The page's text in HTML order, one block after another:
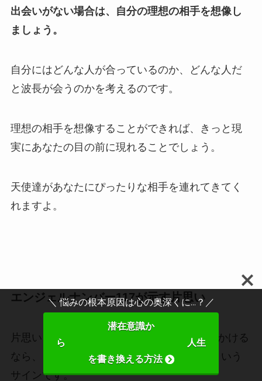
出会いがない場合は、自分の理想の相手を想像し
ましょう。
自分にはどんな人が合っているのか、どんな人だ
と波長が会うのかを考えるのです。
理想の相手を想像することができれば、きっと現
実にあなたの目の前に現れることでしょう。
天使達があなたにぴったりな相手を連れてきてく
れますよ。
エンジェルナンバー117が示す片思い
片思いをしているときに
を頻繁に見かける
なら、
「仕事を全力で頑張ることがカギ」
という
サインです。
＼ 悩みの根本原因は心の奥深くに...？／
潜在意識か
ら 人生
を書き換える方法